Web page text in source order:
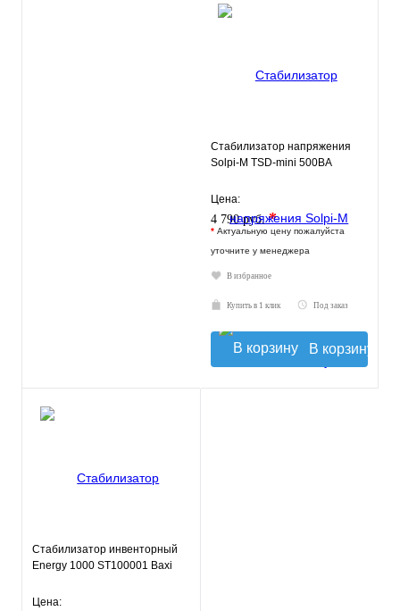
Стабилизатор напряжения
Solpi-M TSD-mini 500ВА
Цена:
4 790 руб.*
* Актуальную цену пожалуйста
уточните у менеджера
В избранное
Купить в 1 клик Под заказ
В корзину
Стабилизатор инвенторный
Energy 1000 ST100001 Baxi
Цена: